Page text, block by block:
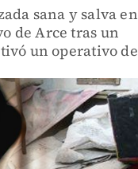
sana y salva en
de Arce tras un
un operativo de